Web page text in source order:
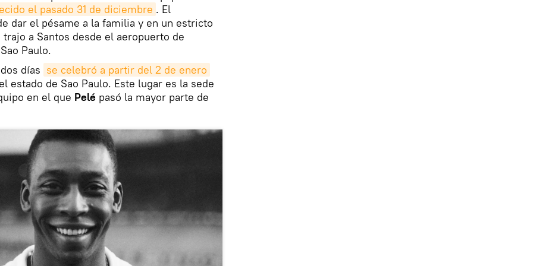
el pasado 31 de diciembre . El
dar el pésame a la familia y en un estricto
a Santos desde el aeropuerto de
Paulo.
días se celebró a partir del 2 de enero
estado de Sao Paulo. Este lugar es la sede
en el que Pelé pasó la mayor parte de